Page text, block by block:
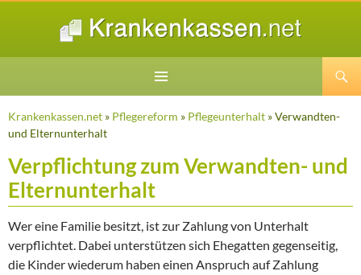
SPRINGEN
Krankenkassen.net » Pflegereform » Pflegeunterhalt » Verwandten-
und Elternunterhalt
Verpflichtung zum Verwandten- und
Elternunterhalt
Wer eine Familie besitzt, ist zur Zahlung von Unterhalt
verpflichtet. Dabei unterstützen sich Ehegatten gegenseitig,
die Kinder wiederum haben einen Anspruch auf Zahlung